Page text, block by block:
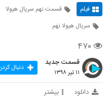
فیلم قسمت نهم سریال هیولا
سریال هیولا نهم
۴۷۰
قسمت جدید
۱۱ تیر ۱۳۹۸ دنبال
دانلود بیشتر